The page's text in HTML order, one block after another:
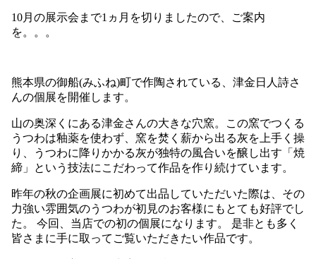
10月の展示会まで1ヵ月を切りましたので、ご案内
を。。。
熊本県の御船(みふね)町で作陶されている、 津金日人詩さ
んの個展を開催します。
山の奥深くにある津金さんの大きな穴窯。
この窯でつくる
うつわは釉薬を使わず、 窯を焚く薪から出る灰を上手く操
り、
うつわに降りかかる灰が独特の風合いを醸し出す「焼
締」
という技法にこだわって作品を作り続けています。
昨年の秋の企画展に初めて出品していただいた際は、 その
力強い雰囲気のうつわが初見のお客様にもとても好評でし
た。 今回、当店での初の個展になります。 是非とも多く
皆さまに手に取ってご覧いただきたい作品です。